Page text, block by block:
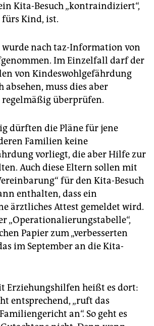
Kita-Besuch „kontraindiziert“,
Kind, ist.
wurde nach taz-Information von
Im Einzelfall darf der
von Kindeswohlgefährdung
absehen, muss dies aber
überprüfen.
dürften die Pläne für jene
Familien keine
vorliegt, die aber Hilfe zur
Auch diese Eltern sollen mit
für den Kita-Besuch
enthalten, dass ein
ärztliches Attest gemeldet wird.
„Operationalierungstabelle“,
Papier zum „verbesserten
im September an die Kita-
Erziehungshilfen heißt es dort:
entsprechend, „ruft das
an“. So geht es